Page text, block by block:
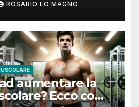
ROSARIO LO MAGNO
aumentare la
Ecco come